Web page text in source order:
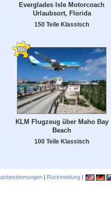
Everglades Isle Motorcoach
Urlaubsort, Florida
150 Teile Klassisch
KLM Flugzeug über Maho Bay
Beach
100 Teile Klassisch
| Rückmeldung |